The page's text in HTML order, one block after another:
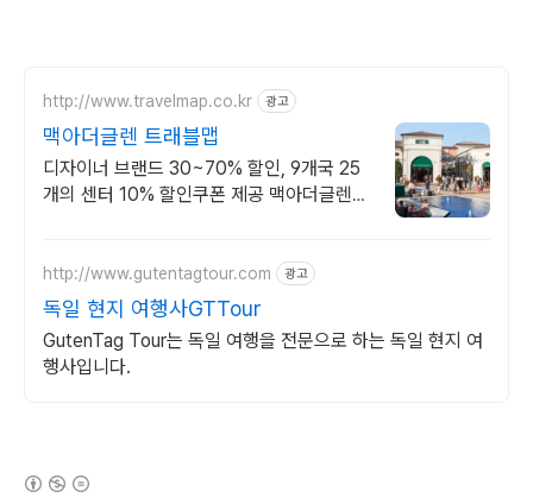
http://www.travelmap.co.kr 광고
맥아더글렌 트래블맵
디자이너 브랜드 30~70% 할인, 9개국 25
개의 센터 10% 할인쿠폰 제공 맥아더글렌
http://www.gutentagtour.com 광고
독일 현지 여행사GTTour
GutenTag Tour는 독일 여행을 전문으로 하는 독일 현지 여
행사입니다.